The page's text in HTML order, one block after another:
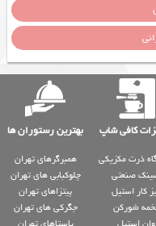
کافی شاپ بهترین رستوران ها
ذرت مکزیکی
صنعتی
کار استیل
شورکن
همبرگرهای تهران
چلوکبابی های تهران
پیتزاهای تهران
جگرکی های تهران